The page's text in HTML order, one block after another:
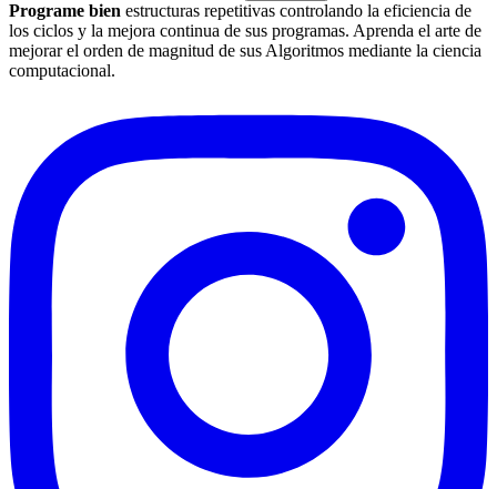
Programe bien estructuras repetitivas controlando la eficiencia de
los ciclos y la mejora continua de sus programas. Aprenda el arte de
mejorar el orden de magnitud de sus Algoritmos mediante la ciencia
computacional.